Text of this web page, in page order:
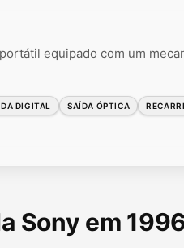
equipado com um
DIGITAL SAÍDA ÓPTICA
Sony em